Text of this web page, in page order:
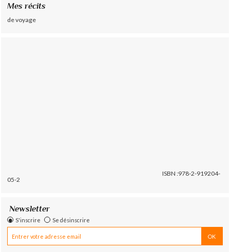
Mes récits
de voyage
ISBN :978-2-919204-
05-2
Newsletter
S'inscrire Se désinscrire